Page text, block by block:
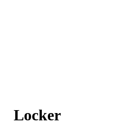
Locker